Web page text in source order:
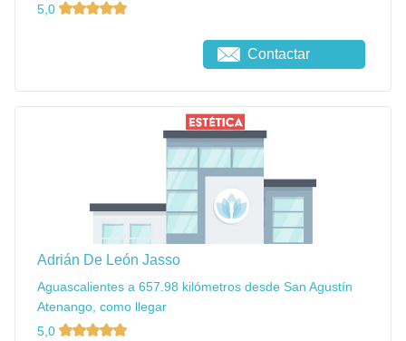
5,0
Contactar
Adrián De León Jasso
Aguascalientes a 657.98 kilómetros desde San Agustín
Atenango, como llegar
5,0